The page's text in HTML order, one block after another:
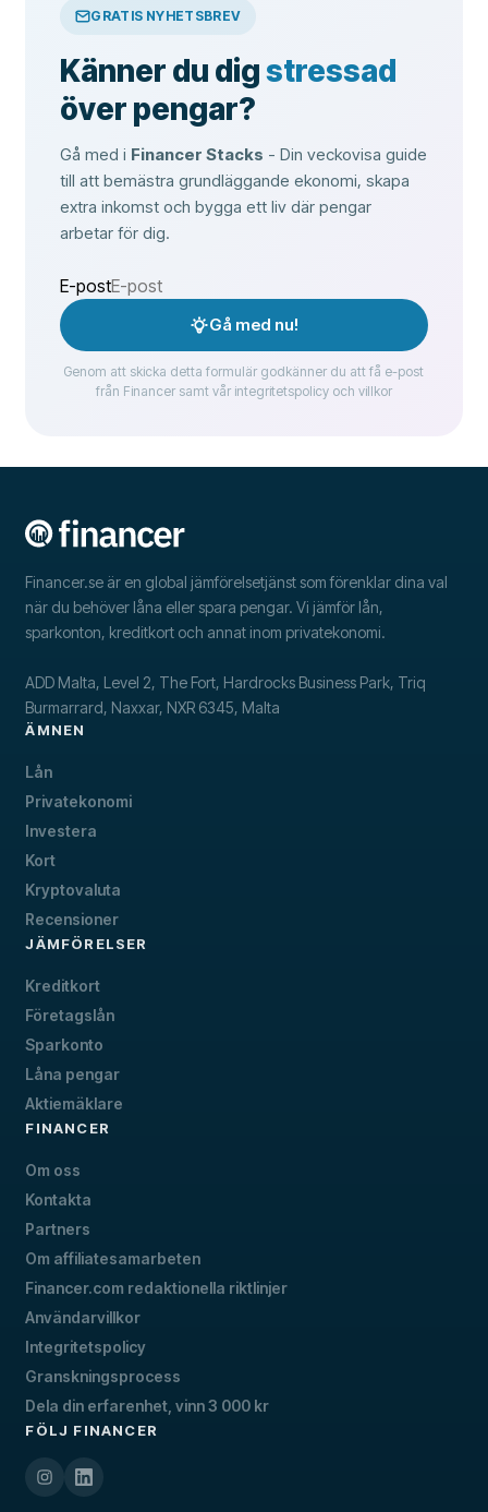
GRATIS NYHETSBREV
Känner du digstressad
över pengar?
Gå med i Financer Stacks - Din veckovisa guide
till att bemästra grundläggande ekonomi, skapa
extra inkomst och bygga ett liv där pengar
arbetar för dig.
E-post
Gå med nu!
Genom att skicka detta formulär godkänner du att få e-post
från Financer samt vår integritetspolicy och villkor
Financer.se är en global jämförelsetjänst som förenklar dina val
när du behöver låna eller spara pengar. Vi jämför lån,
sparkonton, kreditkort och annat inom privatekonomi.
ADD Malta, Level 2, The Fort, Hardrocks Business Park, Triq
Burmarrard, Naxxar, NXR 6345, Malta
ÄMNEN
Lån
Privatekonomi
Investera
Kort
Kryptovaluta
Recensioner
JÄMFÖRELSER
Kreditkort
Företagslån
Sparkonto
Låna pengar
Aktiemäklare
FINANCER
Om oss
Kontakta
Partners
Om affiliatesamarbeten
Financer.com redaktionella riktlinjer
Användarvillkor
Integritetspolicy
Granskningsprocess
Dela din erfarenhet, vinn 3 000 kr
FÖLJ FINANCER